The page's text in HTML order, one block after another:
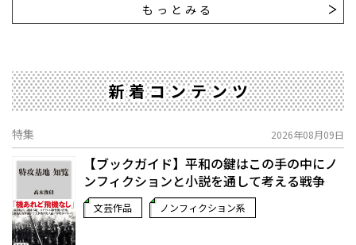
もっとみる
新着コンテンツ
特集 2026年08月09日
【ブックガイド】平和の鍵はこの手の中に――ノ
ンフィクションと小説を通して考える戦争
文芸作品 ノンフィクション系